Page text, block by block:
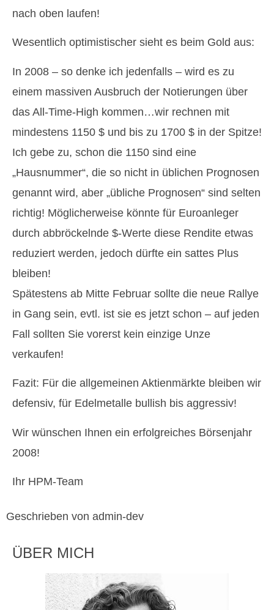
nach oben laufen!
Wesentlich optimistischer sieht es beim Gold aus:
In 2008 – so denke ich jedenfalls – wird es zu
einem massiven Ausbruch der Notierungen über
das All-Time-High kommen…wir rechnen mit
mindestens 1150 $ und bis zu 1700 $ in der Spitze!
Ich gebe zu, schon die 1150 sind eine
„Hausnummer“, die so nicht in üblichen Prognosen
genannt wird, aber „übliche Prognosen“ sind selten
richtig! Möglicherweise könnte für Euroanleger
durch abbröckelnde $-Werte diese Rendite etwas
reduziert werden, jedoch dürfte ein sattes Plus
bleiben!
Spätestens ab Mitte Februar sollte die neue Rallye
in Gang sein, evtl. ist sie es jetzt schon – auf jeden
Fall sollten Sie vorerst kein einzige Unze
verkaufen!
Fazit: Für die allgemeinen Aktienmärkte bleiben wir
defensiv, für Edelmetalle bullish bis aggressiv!
Wir wünschen Ihnen ein erfolgreiches Börsenjahr
2008!
Ihr HPM-Team
Geschrieben von admin-dev
ÜBER MICH